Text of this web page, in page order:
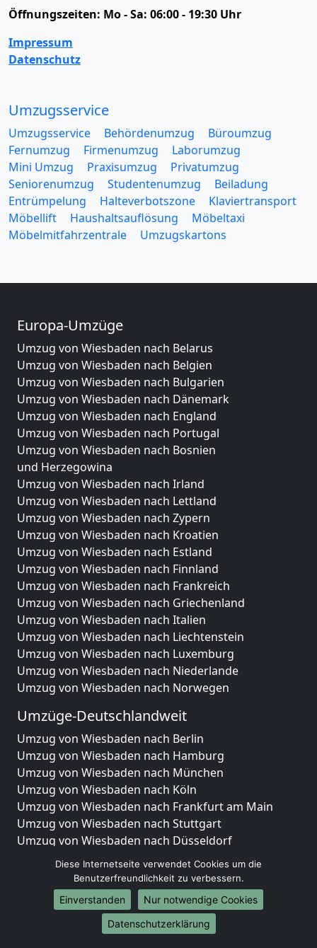
Öffnungszeiten: Mo - Sa: 06:00 - 19:30 Uhr
Impressum
Datenschutz
Umzugsservice
Umzugsservice Behördenumzug
Büroumzug
Fernumzug
Firmenumzug
Laborumzug
Mini Umzug
Praxisumzug
Privatumzug
Seniorenumzug
Studentenumzug
Beiladung
Entrümpelung
Halteverbotszone
Klaviertransport
Möbellift
Haushaltsauflösung
Möbeltaxi
Möbelmitfahrzentrale
Umzugskartons
Europa-Umzüge
Umzug von Wiesbaden nach Belarus
Umzug von Wiesbaden nach Belgien
Umzug von Wiesbaden nach Bulgarien
Umzug von Wiesbaden nach Dänemark
Umzug von Wiesbaden nach England
Umzug von Wiesbaden nach Portugal
Umzug von Wiesbaden nach Bosnien
und Herzegowina
Umzug von Wiesbaden nach Irland
Umzug von Wiesbaden nach Lettland
Umzug von Wiesbaden nach Zypern
Umzug von Wiesbaden nach Kroatien
Umzug von Wiesbaden nach Estland
Umzug von Wiesbaden nach Finnland
Umzug von Wiesbaden nach Frankreich
Umzug von Wiesbaden nach Griechenland
Umzug von Wiesbaden nach Italien
Umzug von Wiesbaden nach Liechtenstein
Umzug von Wiesbaden nach Luxemburg
Umzug von Wiesbaden nach Niederlande
Umzug von Wiesbaden nach Norwegen
Umzüge-Deutschlandweit
Umzug von Wiesbaden nach Berlin
Umzug von Wiesbaden nach Hamburg
Umzug von Wiesbaden nach München
Umzug von Wiesbaden nach Köln
Umzug von Wiesbaden nach Frankfurt am Main
Umzug von Wiesbaden nach Stuttgart
Umzug von Wiesbaden nach Düsseldorf
Umzug von Wiesbaden nach Leipzig
Umzug von Wiesbaden nach Dortmund
Umzug von Wiesbaden nach Essen
Umzug von Wiesbaden nach Bremen
Umzug von Wiesbaden nach Dresden
Diese Internetseite verwendet Cookies um die
Benutzerfreundlichkeit zu verbessern.
Einverstanden
Nur notwendige Cookies
Datenschutzerklärung